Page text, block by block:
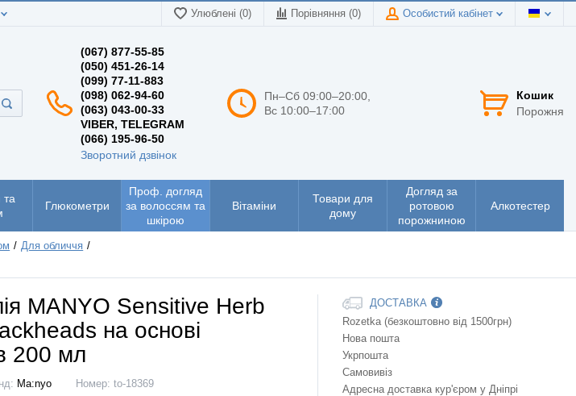
Улюблені (0) Порівняння (0) Особистий кабінет
(067) 877-55-85
(050) 451-26-14
(099) 77-11-883
(098) 062-94-60
(063) 043-00-33
VIBER, TELEGRAM
(066) 195-96-50
Зворотний дзвінок
Пн–Сб 09:00–20:00,
Вс 10:00–17:00
Кошик
Порожня
Глюкометри
Проф. догляд
за волоссям та
шкірою
Вітаміни
Товари для
дому
Догляд за
ротовою
порожниною
Алкотестер
Для обличчя
MANYO Sensitive Herb
на основі
200 мл
Ma:nyo Номер: to-18369
ДОСТАВКА
Rozetka (безкоштовно від 1500грн)
Нова пошта
Укрпошта
Самовивіз
Адресна доставка кур'єром у Дніпрі